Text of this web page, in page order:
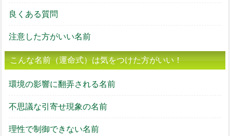
良くある質問
注意した方がいい名前
こんな名前（運命式）は気をつけた方がいい！
環境の影響に翻弄される名前
不思議な引寄せ現象の名前
理性で制御できない名前